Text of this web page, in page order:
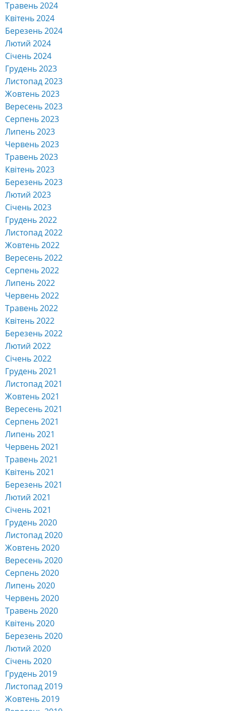
Лютий 2024
Січень 2024
Грудень 2023
Листопад 2023
Жовтень 2023
Вересень 2023
Серпень 2023
Липень 2023
Червень 2023
Травень 2023
Квітень 2023
Березень 2023
Лютий 2023
Січень 2023
Грудень 2022
Листопад 2022
Жовтень 2022
Вересень 2022
Серпень 2022
Липень 2022
Червень 2022
Травень 2022
Квітень 2022
Березень 2022
Лютий 2022
Січень 2022
Грудень 2021
Листопад 2021
Жовтень 2021
Вересень 2021
Серпень 2021
Липень 2021
Червень 2021
Травень 2021
Квітень 2021
Березень 2021
Лютий 2021
Січень 2021
Грудень 2020
Листопад 2020
Жовтень 2020
Вересень 2020
Серпень 2020
Липень 2020
Червень 2020
Травень 2020
Квітень 2020
Березень 2020
Лютий 2020
Січень 2020
Грудень 2019
Листопад 2019
Жовтень 2019
Вересень 2019
Серпень 2019
Липень 2019